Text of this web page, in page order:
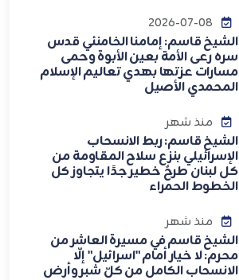
الشيخ قاسم: إمامنا الخامنئي قدس
سره رعى الأمة بعين الأبوة وحمى
مسارات عزتها بهدي تعاليم الإسلام
المحمدي الأصيل
منذ شهر
الشيخ قاسم: ربط الانسحاب
الإسرائيلي بنزع سلاح المقاومة من
كل لبنان طرحٌ خطير جدًا يتجاوز كل
الخطوط الحمراء
منذ شهر
الشيخ قاسم في مسيرة العاشر من
محرم: لا خيار أمام "اسرائيل" إلّا
الانسحاب الكامل من كلّ شبر وأرض